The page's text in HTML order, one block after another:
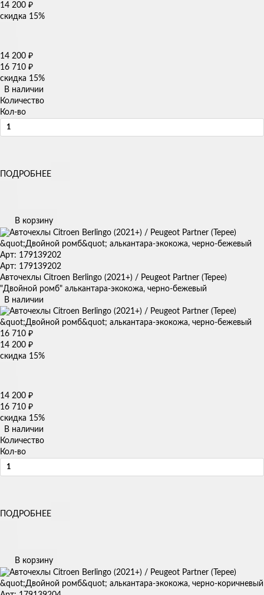
14 200 ₽
скидка 15%
14 200 ₽
16 710 ₽
скидка 15%
В наличии
Количество
Кол-во
ПОДРОБНЕЕ
В корзину
Арт: 179139202
Арт: 179139202
Авточехлы Citroen Berlingo (2021+) / Peugeot Partner (Tepee)
"Двойной ромб" алькантара-экокожа, черно-бежевый
В наличии
16 710 ₽
14 200 ₽
скидка 15%
14 200 ₽
16 710 ₽
скидка 15%
В наличии
Количество
Кол-во
ПОДРОБНЕЕ
В корзину